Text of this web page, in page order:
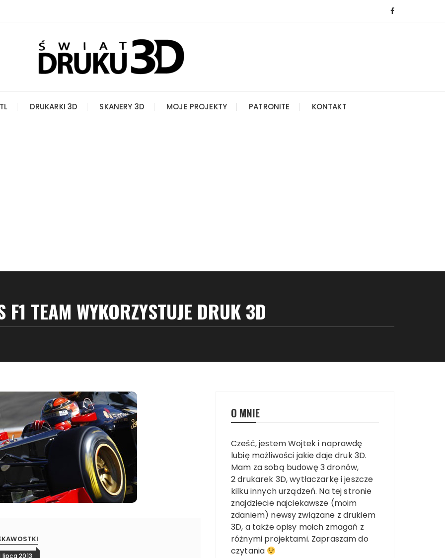
DRUKARKI 3D SKANERY 3D MOJE PROJEKTY PATRONITE KONTAKT
F1 TEAM WYKORZYSTUJE DRUK 3D
lipca 2013
O MNIE
Cześć, jestem Wojtek i naprawdę
lubię możliwości jakie daje druk 3D.
Mam za sobą budowę 3 dronów,
2 drukarek 3D, wytłaczarkę i jeszcze
kilku innych urządzeń. Na tej stronie
znajdziecie najciekawsze (moim
zdaniem) newsy związane z drukiem
3D, a także opisy moich zmagań z
różnymi projektami. Zapraszam do
czytania